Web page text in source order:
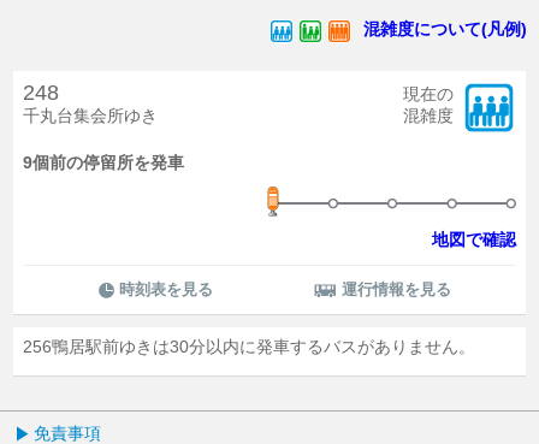
混雑度について(凡例)
248
千丸台集会所ゆき
現在の
混雑度
9個前の停留所を発車
地図で確認
時刻表を見る 運行情報を見る
256鴨居駅前ゆきは30分以内に発車するバスがありません。
免責事項